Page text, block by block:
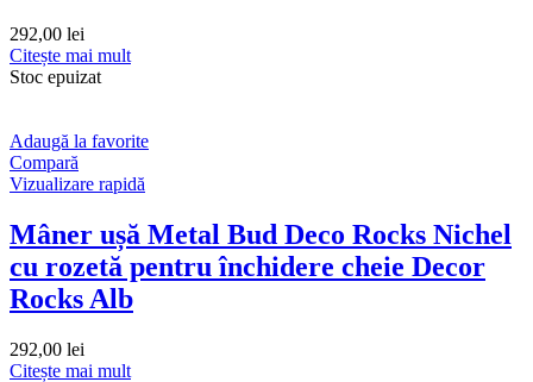
292,00 lei
Citește mai mult
Stoc epuizat
Adaugă la favorite
Compară
Vizualizare rapidă
Mâner ușă Metal Bud Deco Rocks Nichel
cu rozetă pentru închidere cheie Decor
Rocks Alb
292,00 lei
Citește mai mult